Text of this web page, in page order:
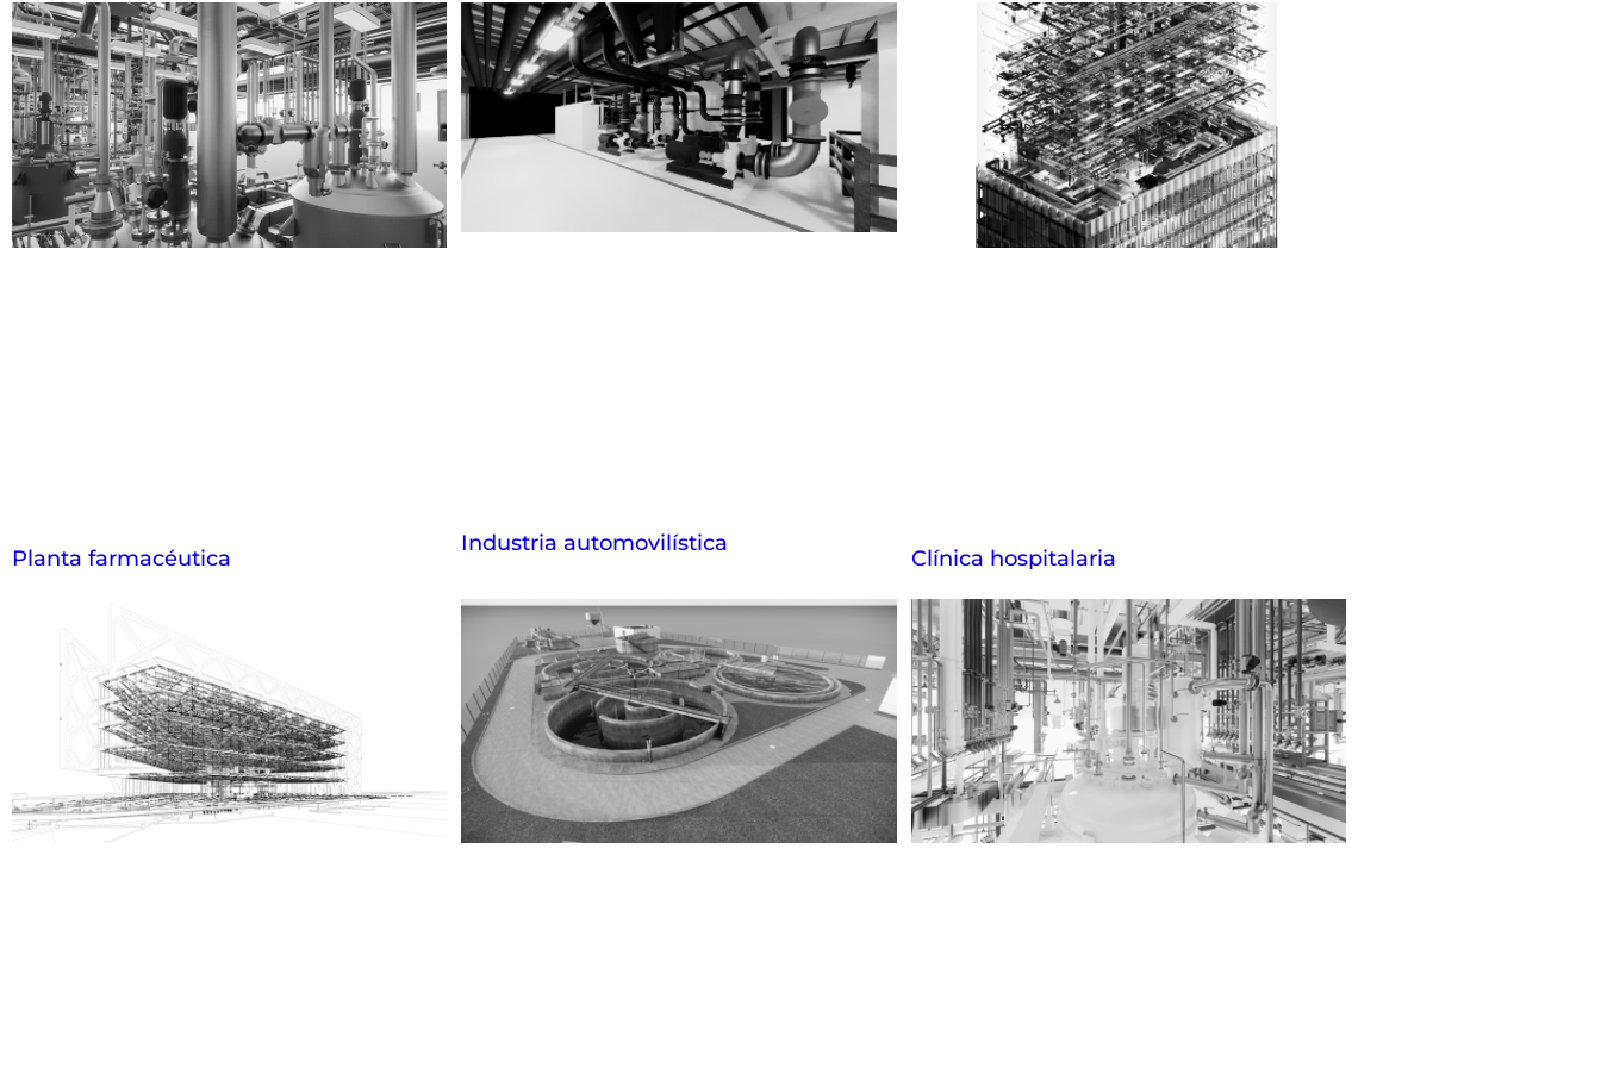
Planta farmacéutica
Industria automovilística
Clínica hospitalaria